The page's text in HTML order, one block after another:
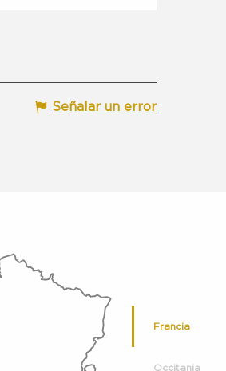
Señalar un error
Francia
Occitania